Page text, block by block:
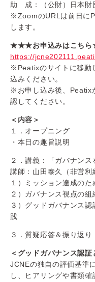
助 成：（公財）日本財
※ZoomのURLは前日に
します。
★★★お申込みはこち
https://
※Peatixのサイトに移動
込みください。
※お申し込み後、Peatix
認してください。
＜内容＞
１．オープニング
・本日の趣旨説明
２．講義：「ガバナンス
講師：山田泰久（非営
１）ミッション達成の
２）ガバナンス視点の組
３）グッドガバナンス
践
３．質疑応答＆振り返り
＜グッドガバナンス認証
JCNEの独自の評価基準
し、ヒアリングや書類